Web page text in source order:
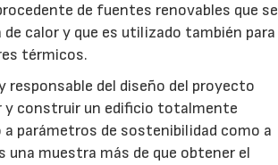
de fuentes renovables que se
calor y que es utilizado también para
térmicos.
responsable del diseño del proyecto
y construir un edificio totalmente
parámetros de sostenibilidad como a
una muestra más de que obtener el